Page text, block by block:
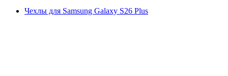
Чехлы для Samsung Galaxy S26 Plus